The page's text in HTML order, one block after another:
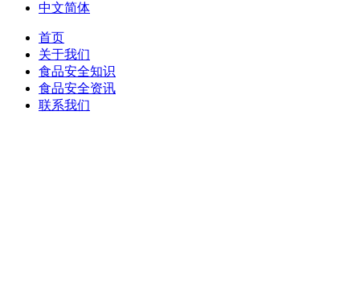
中文简体
首页
关于我们
食品安全知识
食品安全资讯
联系我们